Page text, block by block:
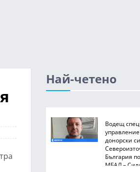
Най-четено
Водещ
донорски
България
МБАЛ –